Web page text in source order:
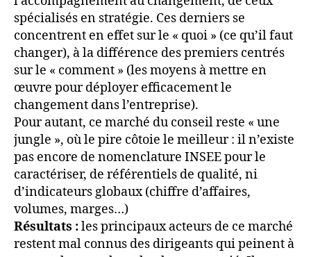
spécialisés en stratégie. Ces derniers se
concentrent en effet sur le « quoi » (ce qu’il faut
changer), à la différence des premiers centrés
sur le « comment » (les moyens à mettre en
œuvre pour déployer efficacement le
changement dans l’entreprise).
Pour autant, ce marché du conseil reste « une
jungle », où le pire côtoie le meilleur : il n’existe
pas encore de nomenclature INSEE pour le
caractériser, de référentiels de qualité, ni
d’indicateurs globaux (chiffre d’affaires,
volumes, marges…)
Résultats :les principaux acteurs de ce marché
restent mal connus des dirigeants qui peinent à